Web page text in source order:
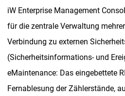
iW Enterprise Management
für die zentrale Verwaltung
Verbindung zu externen
(Sicherheitsinformations- und
eMaintenance: Das eingebettete
Fernablesung der Zählerstände,